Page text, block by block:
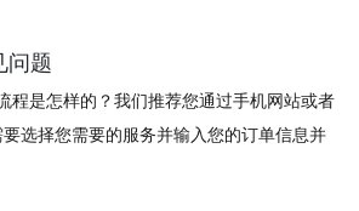
问题
程是怎样的？我们推荐您通过手机网站或者
选择您需要的服务并输入您的订单信息并